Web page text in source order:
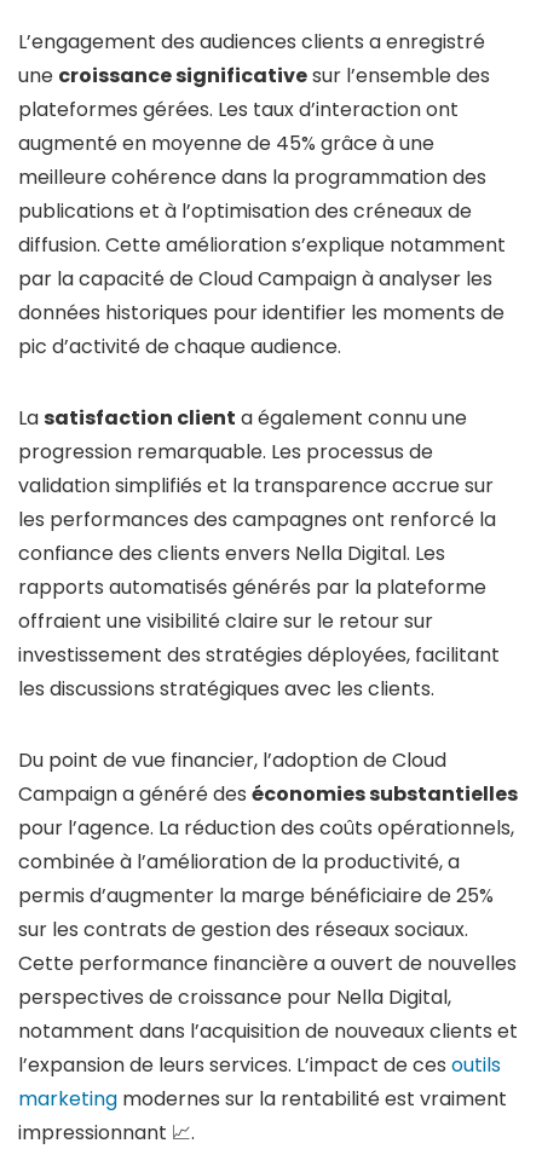
L’engagement des audiences clients a enregistré
une croissance significativesur l’ensemble des
plateformes gérées. Les taux d’interaction ont
augmenté en moyenne de 45% grâce à une
meilleure cohérence dans la programmation des
publications et à l’optimisation des créneaux de
diffusion. Cette amélioration s’explique notamment
par la capacité de Cloud Campaign à analyser les
données historiques pour identifier les moments de
pic d’activité de chaque audience.
Lasatisfaction client a également connu une
progression remarquable. Les processus de
validation simplifiés et la transparence accrue sur
les performances des campagnes ont renforcé la
confiance des clients envers Nella Digital. Les
rapports automatisés générés par la plateforme
offraient une visibilité claire sur le retour sur
investissement des stratégies déployées, facilitant
les discussions stratégiques avec les clients.
Du point de vue financier, l’adoption de Cloud
Campaign a généré des économies substantielles
pour l’agence. La réduction des coûts opérationnels,
combinée à l’amélioration de la productivité, a
permis d’augmenter la marge bénéficiaire de 25%
sur les contrats de gestion des réseaux sociaux.
Cette performance financière a ouvert de nouvelles
perspectives de croissance pour Nella Digital,
notamment dans l’acquisition de nouveaux clients et
l’expansion de leurs services. L’impact de ces outils
marketing modernes sur la rentabilité est vraiment
impressionnant 📈.